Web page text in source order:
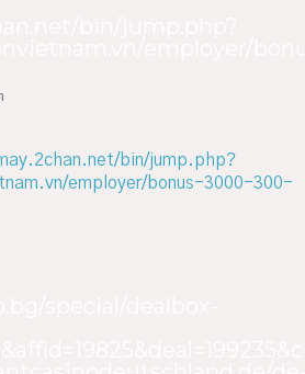
bin/jump.php?
employer/bonus-3000-300-